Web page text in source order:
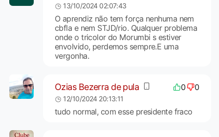
13/10/2024 02:07:43
O aprendiz não tem força nenhuma nem
cbfla e nem STJD/rio. Qualquer problema
onde o tricolor do Morumbi s estiver
envolvido, perdemos sempre.E uma
vergonha.
Ozias Bezerra de pula 0 0
12/10/2024 20:13:11
tudo normal, com esse presidente fraco